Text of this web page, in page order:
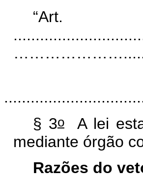
§ 3oA lei
mediante órgão
Razões do